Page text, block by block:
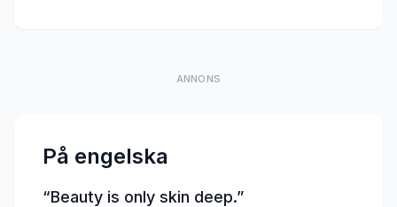
ANNONS
På engelska
“Beauty is only skin deep.”